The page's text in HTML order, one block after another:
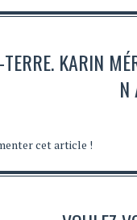
KARIN
N
cet article !